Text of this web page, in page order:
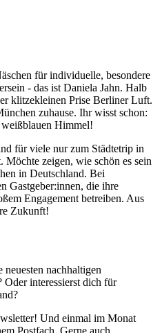
für individuelle, besondere
- das ist Daniela Jahn. Halb
klitzekleinen Prise Berliner Luft.
zuhause. Ihr wisst schon:
weißblauen Himmel!
für viele nur zum Städtetrip in
zeigen, wie schön es sein
in Deutschland. Bei
Gastgeber:innen, die ihre
Engagement betreiben. Aus
Zukunft!
nachhaltigen
interessierst dich für
Und einmal im Monat
Postfach. Gerne auch